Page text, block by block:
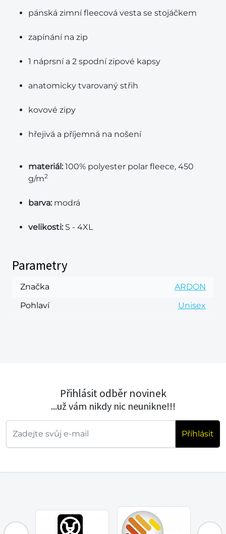
pánská zimní fleecová vesta se stojáčkem
zapínání na zip
1 náprsní a 2 spodní zipové kapsy
anatomicky tvarovaný střih
kovové zipy
hřejivá a příjemná na nošení
materiál: 100% polyester polar fleece, 450
g/m2
barva: modrá
velikosti: S - 4XL
Parametry
Značka
ARDON
Pohlaví
Unisex
Přihlásit odběr novinek
...už vám nikdy nic neunikne!!!
Příhlásit